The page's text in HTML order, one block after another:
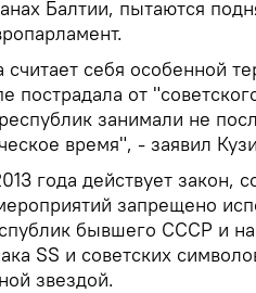
Балтии, пытаются
считает себя особенной
пострадала от
занимали не
время", - заявил
года действует закон,
запрещено
бывшего СССР и
SS и советских
звездой.